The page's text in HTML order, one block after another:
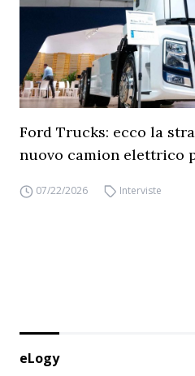
Ford Trucks: ecco la
nuovo camion elettrico
07/22/2026 Interviste
eLogy